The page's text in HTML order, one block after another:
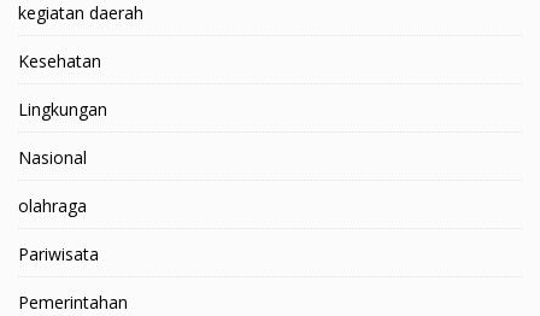
kegiatan daerah
Kesehatan
Lingkungan
Nasional
olahraga
Pariwisata
Pemerintahan